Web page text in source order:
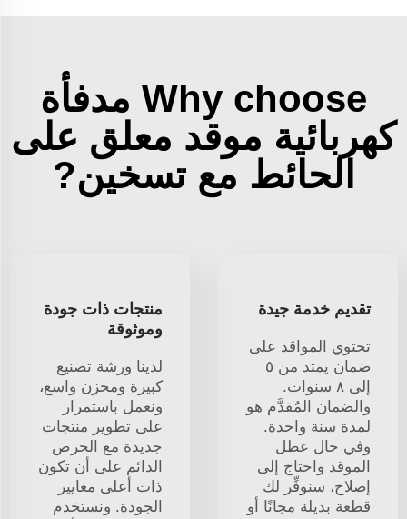
Why choose مدفأة
كهربائية موقد معلق على
الحائط مع تسخين?
تقديم خدمة جيدة
تحتوي المواقد على
ضمان يمتد من ٥
إلى ٨ سنوات.
والضمان المُقدَّم هو
لمدة سنة واحدة.
وفي حال عطل
الموقد واحتاج إلى
إصلاح، سنوفِّر لك
قطعة بديلة مجانًا أو
منتجات ذات جودة
وموثوقة
لدينا ورشة تصنيع
كبيرة ومخزن واسع،
ونعمل باستمرار
على تطوير منتجات
جديدة مع الحرص
الدائم على أن تكون
ذات أعلى معايير
الجودة. ونستخدم